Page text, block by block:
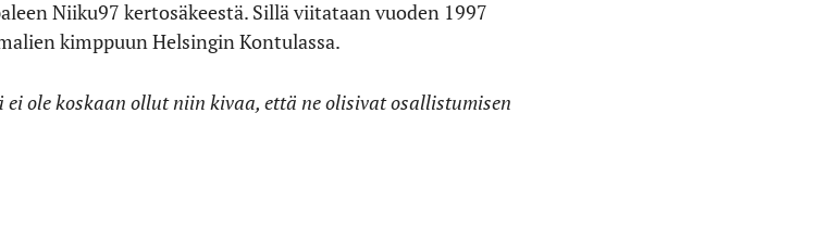
Niiku97 kertosäkeestä. Sillä viitataan vuoden 1997
kimppuun Helsingin Kontulassa.
ole koskaan ollut niin kivaa, että ne olisivat osallistumisen